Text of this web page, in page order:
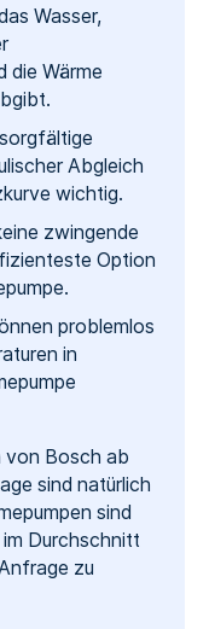
Wasser,
die Wärme
Abgleich
wichtig.
zwingende
Option
problemlos
in
von Bosch ab
sind natürlich
sind
Durchschnitt
zu